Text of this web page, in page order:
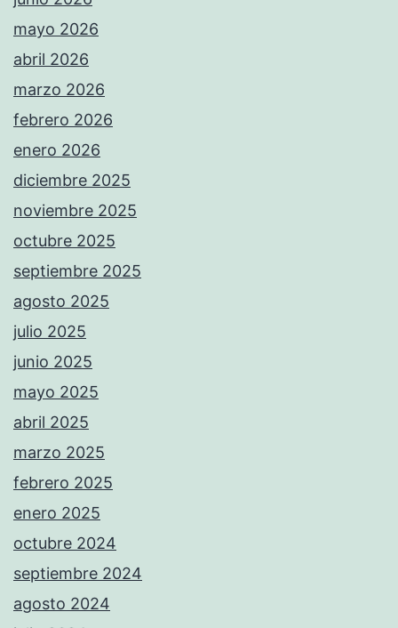
mayo 2026
abril 2026
marzo 2026
febrero 2026
enero 2026
diciembre 2025
noviembre 2025
octubre 2025
septiembre 2025
agosto 2025
julio 2025
junio 2025
mayo 2025
abril 2025
marzo 2025
febrero 2025
enero 2025
octubre 2024
septiembre 2024
agosto 2024